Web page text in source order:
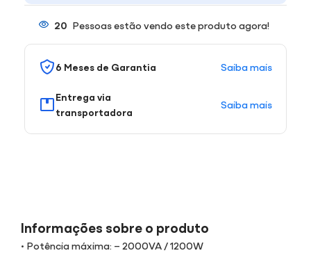
20 Pessoas estão vendo este produto agora!
6 Meses de Garantia Saiba mais
Entrega via
transportadora
Saiba mais
Informações sobre o produto
• Potência máxima: – 2000VA / 1200W